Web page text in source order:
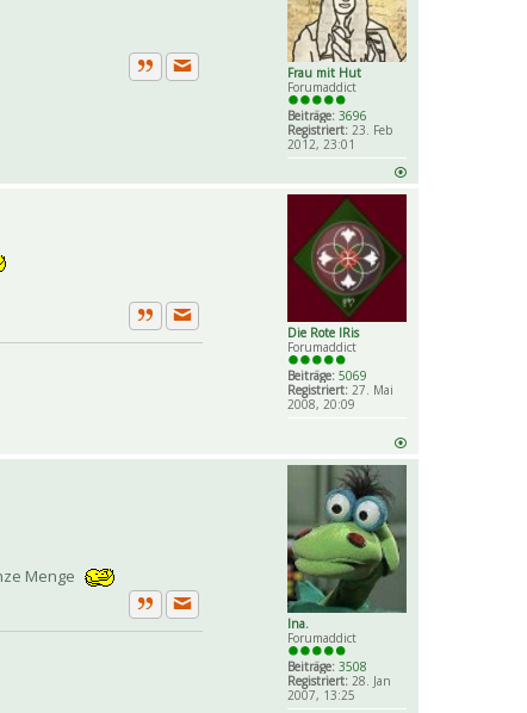
Frau mit Hut
Forumaddict
Beiträge: 3696
Registriert: 23. Feb
2012, 23:01
ZitatPrivate Nachricht senden
Die Rote IRis
Forumaddict
Beiträge: 5069
Registriert: 27. Mai
2008, 20:09
ZitatPrivate Nachricht senden
Ina.
Forumaddict
Beiträge: 3508
Registriert: 28. Jan
2007, 13:25
Menge
ZitatPrivate Nachricht senden